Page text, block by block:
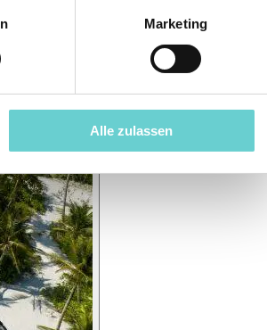
Marketing
Alle zulassen